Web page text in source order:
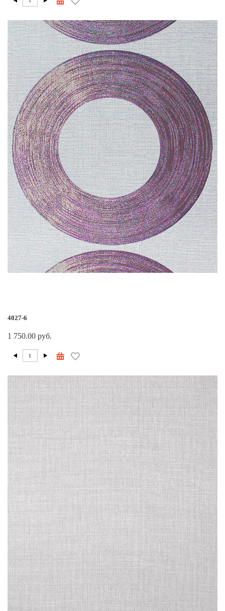
4027-6
1 750.00 руб.